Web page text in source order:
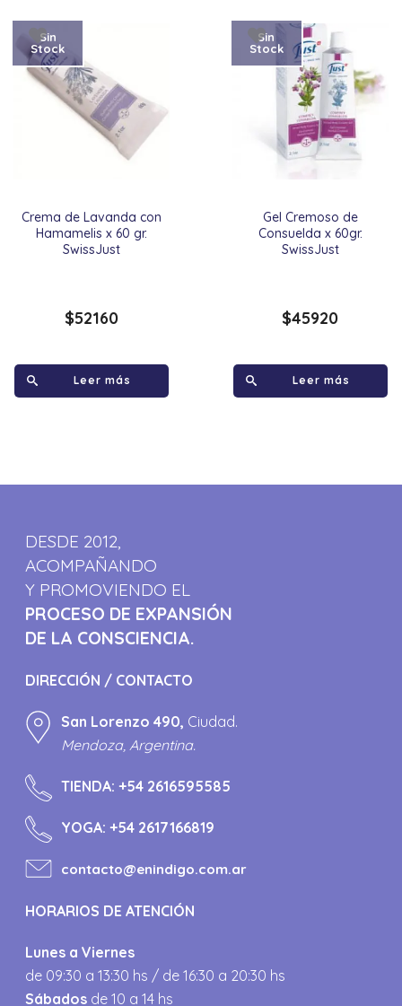
Crema de Lavanda con
Hamamelis x 60 gr.
SwissJust
Sin
Stock
$52160
Leer más
Gel Cremoso de
Consuelda x 60gr.
SwissJust
Sin
Stock
$45920
Leer más
DESDE 2012,
ACOMPAÑANDO
Y PROMOVIENDO EL
PROCESO DE EXPANSIÓN
DE LA CONSCIENCIA.
DIRECCIÓN / CONTACTO
San Lorenzo 490, Ciudad.
Mendoza, Argentina.
TIENDA:+54 2616595585
YOGA:+54 2617166819
contacto@enindigo.com.ar
HORARIOS DE ATENCIÓN
Lunes a Viernes
de 09:30 a 13:30 hs / de 16:30 a 20:30 hs
Sábados de 10 a 14 hs